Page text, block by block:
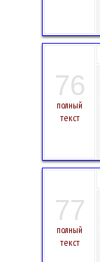
76
полный
текст
77
полный
текст